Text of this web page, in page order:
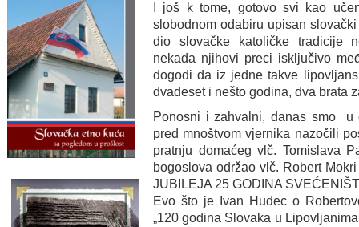
I još k tome, gotovo svi kao
slobodnom odabiru upisan
dio slovačke katoličke tradicije
nekada njihovi preci isključivo
dogodi da iz jedne takve
dvadeset i nešto godina, dva brata
Ponosni i zahvalni, danas smo u
pred mnoštvom vjernika nazočili
pratnju domaćeg vlč. Tomislava
bogoslova održao vlč. Robert
JUBILEJA 25 GODINA
Evo što je Ivan Hudec o
„120 godina Slovaka u